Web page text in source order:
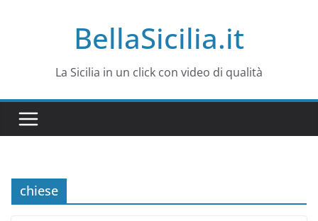
BellaSicilia.it
La Sicilia in un click con video di qualità
chiese